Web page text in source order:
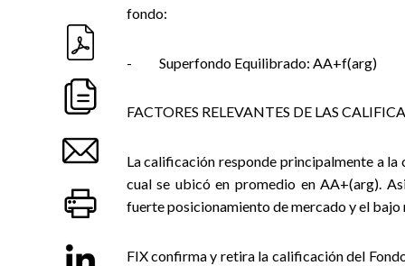
fondo:
- Superfondo Equilibrado: AA+f(arg)
FACTORES RELEVANTES DE LAS
La calificación responde principalmente a
cual se ubicó en promedio en AA+(arg).
fuerte posicionamiento de mercado y el
FIX confirma y retira la calificación del